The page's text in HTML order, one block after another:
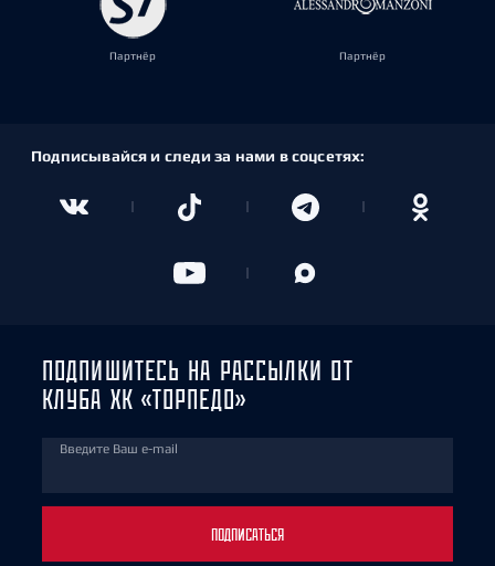
Партнёр Партнёр
Подписывайся и следи за нами в соцсетях:
ПОДПИШИТЕСЬ НА РАССЫЛКИ ОТ
КЛУБА ХК «ТОРПЕДО»
Введите Ваш e-mail
ПОДПИСАТЬСЯ